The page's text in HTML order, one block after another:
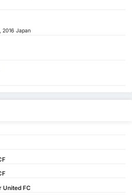
2016 Japan
United FC